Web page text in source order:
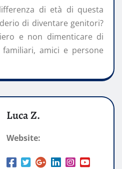
di età di questa
di diventare genitori?
e non dimenticare di
amici e persone
Luca Z.
Website: